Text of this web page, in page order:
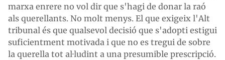
marxa enrere no vol dir que s'hagi de donar la raó
als querellants. No molt menys. El que exigeix l'Alt
tribunal és que qualsevol decisió que s'adopti estigui
suficientment motivada i que no es tregui de sobre
la querella tot al·ludint a una presumible prescripció.